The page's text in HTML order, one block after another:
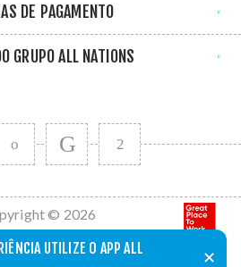
UTILIZE O APP ALL
✕
DE PAGAMENTO
GRUPO ALL NATIONS
© 2026
Nations. Todos
os direitos